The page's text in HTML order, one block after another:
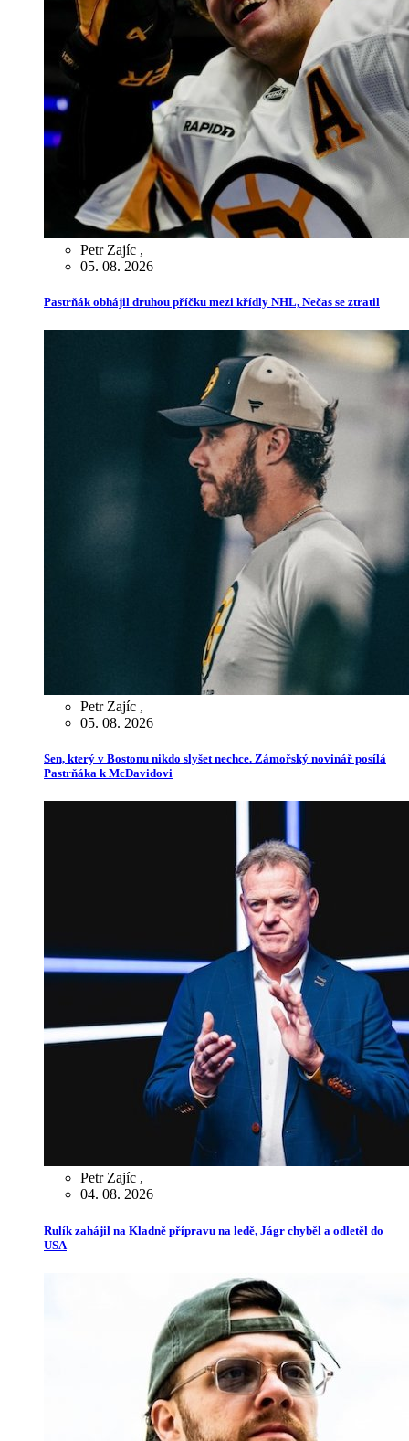
Petr Zajíc ,
05. 08. 2026
Pastrňák obhájil druhou příčku mezi křídly NHL, Nečas se ztratil
Petr Zajíc ,
05. 08. 2026
Sen, který v Bostonu nikdo slyšet nechce. Zámořský novinář posílá
Pastrňáka k McDavidovi
Petr Zajíc ,
04. 08. 2026
Rulík zahájil na Kladně přípravu na ledě, Jágr chyběl a odletěl do
USA